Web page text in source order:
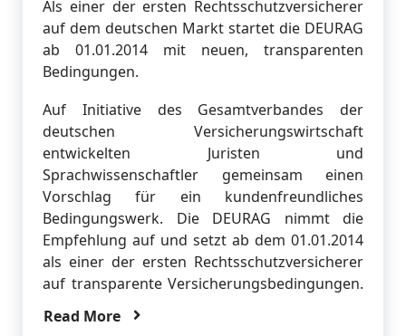
Als einer der ersten Rechtsschutzversicherer
auf dem deutschen Markt startet die DEURAG
ab 01.01.2014 mit neuen, transparenten
Bedingungen.
Auf Initiative des Gesamtverbandes der
deutschen Versicherungswirtschaft
entwickelten Juristen und
Sprachwissenschaftler gemeinsam einen
Vorschlag für ein kundenfreundliches
Bedingungswerk. Die DEURAG nimmt die
Empfehlung auf und setzt ab dem 01.01.2014
als einer der ersten Rechtsschutzversicherer
auf transparente Versicherungsbedingungen.
Read More